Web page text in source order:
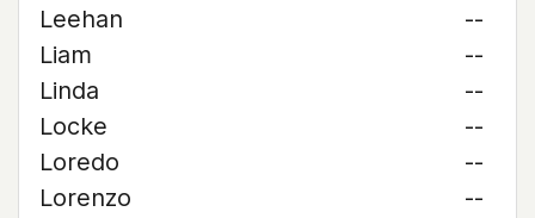
Leehan
--
Liam
--
Linda
--
Locke
--
Loredo
--
Lorenzo
--